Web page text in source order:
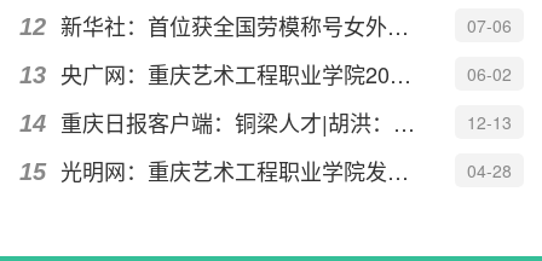
新华社：首位获全国劳模称号女外卖员 “95后”姑娘廖泽萌的“飞驰人生 07-06
央广网：重庆艺术工程职业学院2026产教融合活动月启动 06-02
重庆日报客户端：铜梁人才|胡洪：用巧手裁剪时尚把热爱变成事业 12-13
光明网：重庆艺术工程职业学院发布《邱少云交响组曲》 04-28